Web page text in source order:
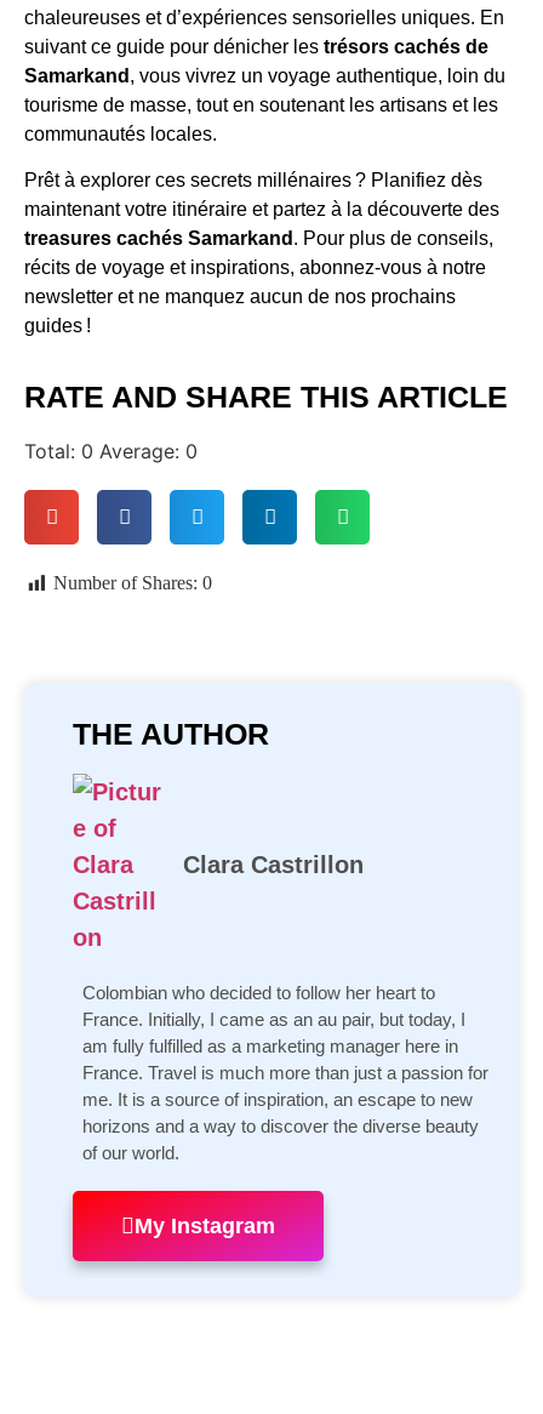
chaleureuses et d’expériences sensorielles uniques. En
suivant ce guide pour dénicher les trésors cachés de
Samarkand , vous vivrez un voyage authentique, loin du
tourisme de masse, tout en soutenant les artisans et les
communautés locales.
Prêt à explorer ces secrets millénaires ? Planifiez dès
maintenant votre itinéraire et partez à la découverte des
treasures cachés Samarkand . Pour plus de conseils,
récits de voyage et inspirations, abonnez-vous à notre
newsletter et ne manquez aucun de nos prochains
guides !
RATE AND SHARE THIS ARTICLE
Total: 0 Average: 0
Number of Shares: 0
THE AUTHOR
Clara Castrillon
Colombian who decided to follow her heart to
France. Initially, I came as an au pair, but today, I
am fully fulfilled as a marketing manager here in
France. Travel is much more than just a passion for
me. It is a source of inspiration, an escape to new
horizons and a way to discover the diverse beauty
of our world.
My Instagram